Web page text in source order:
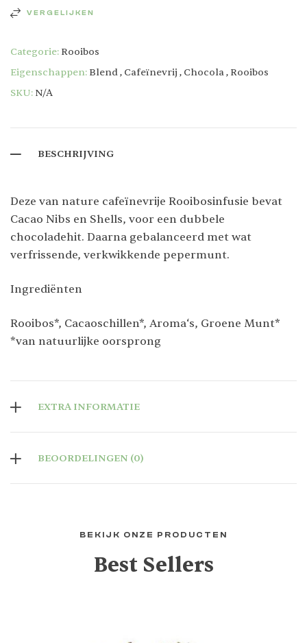
VERGELIJKEN
Categorie: Rooibos
Eigenschappen: Blend, Cafeïnevrij , Chocola, Rooibos
SKU: N/A
BESCHRIJVING
Deze van nature cafeïnevrije Rooibosinfusie bevat
Cacao Nibs en Shells, voor een dubbele
chocoladehit. Daarna gebalanceerd met wat
verfrissende, verkwikkende pepermunt.
Ingrediënten
Rooibos*, Cacaoschillen*, Aroma‘s, Groene Munt*
*van natuurlijke oorsprong
EXTRA INFORMATIE
BEOORDELINGEN (0)
BEKIJK ONZE PRODUCTEN
Best Sellers